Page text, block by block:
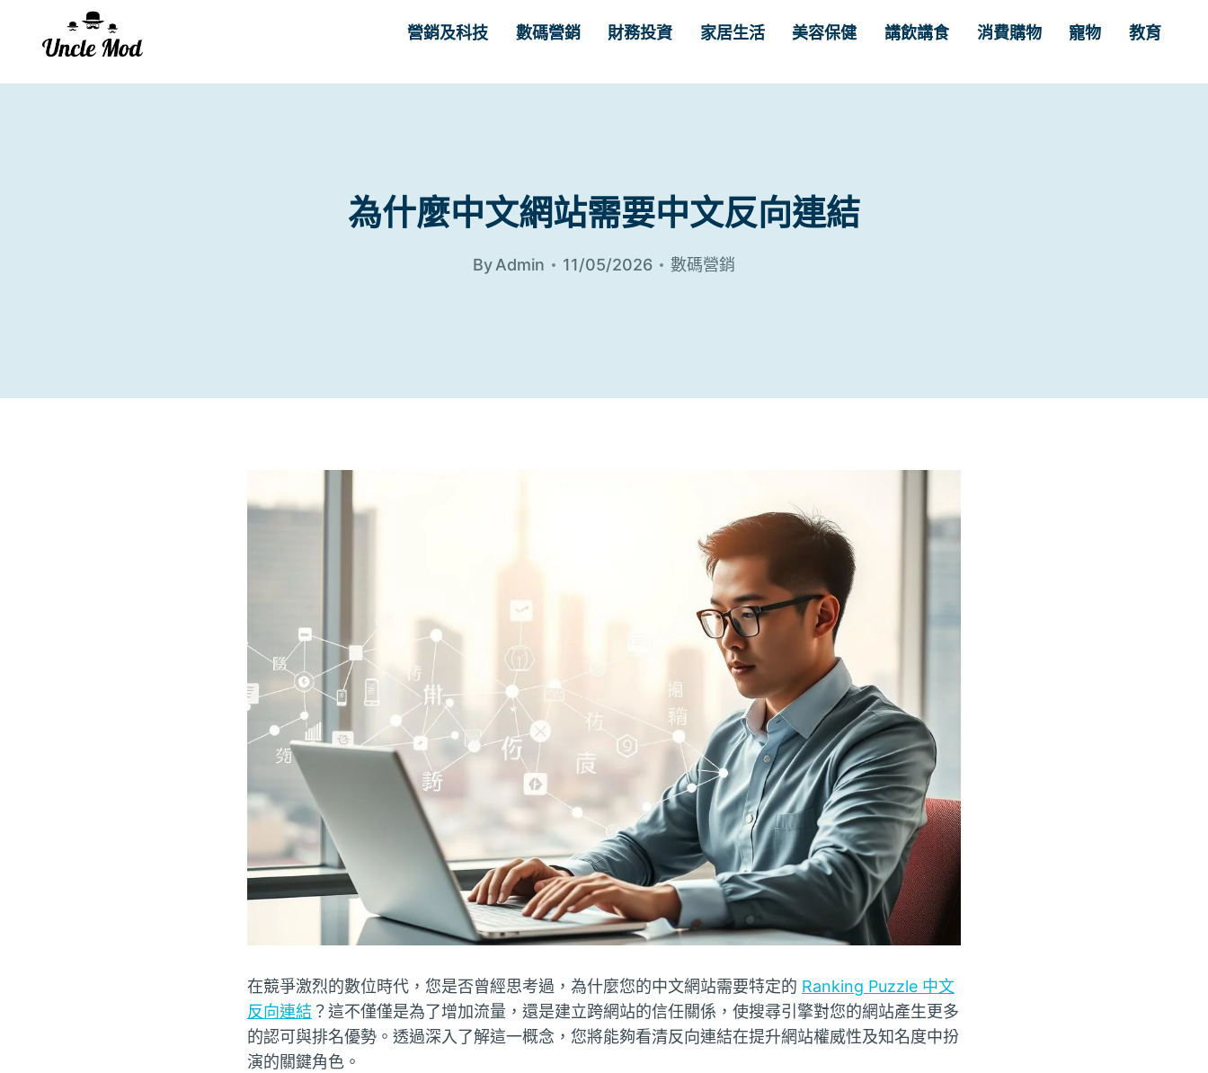
content
營銷及科技 數碼營銷 財務投資 家居生活 美容保健 講飲講食 消費購物 寵物 教育
為什麼中文網站需要中文反向連結
ByAdmin 11/05/2026 數碼營銷
在競爭激烈的數位時代，您是否曾經思考過，為什麼您的中文網站需要特定的 Ranking Puzzle 中文
反向連結 ？這不僅僅是為了增加流量，還是建立跨網站的信任關係，使搜尋引擎對您的網站產生更多
的認可與排名優勢。透過深入了解這一概念，您將能夠看清反向連結在提升網站權威性及知名度中扮
演的關鍵角色。